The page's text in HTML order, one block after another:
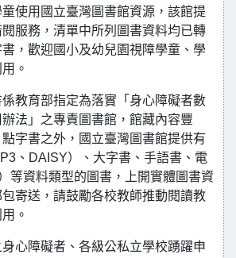
使用國立臺灣圖書館資源，該館提
服務，清單中所列圖書資料均已轉
，歡迎國小及幼兒園視障學童、學
。
教育部指定為落實「身心障礙者數
法」之專責圖書館，館藏內容豐
字書之外，國立臺灣圖書館提供有
、DAISY）、大字書、手語書、電
等資料類型的圖書，上開實體圖書資
寄送，請鼓勵各校教師推動閱讀教
。
心障礙者、各級公私立學校踴躍申